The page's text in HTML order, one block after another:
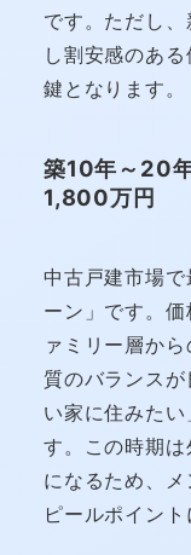
です。ただし
し割安感のあ
鍵となります。
築10年～20
1,800万円
中古戸建市場
ーン」です。
ァミリー層か
質のバランス
い家に住みた
す。この時期
になるため、
ピールポイント